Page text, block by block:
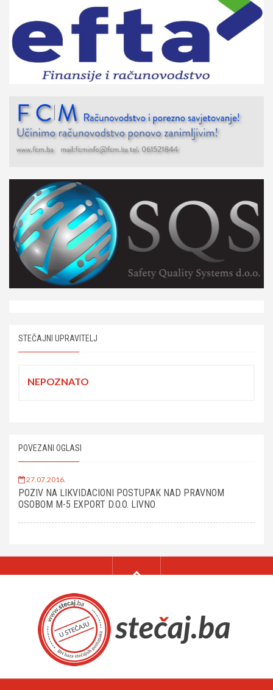
STEČAJNI UPRAVITELJ
NEPOZNATO
POVEZANI OGLASI
27.07.2016.
POZIV NA LIKVIDACIONI POSTUPAK NAD PRAVNOM
OSOBOM M-5 EXPORT D.O.O. LIVNO